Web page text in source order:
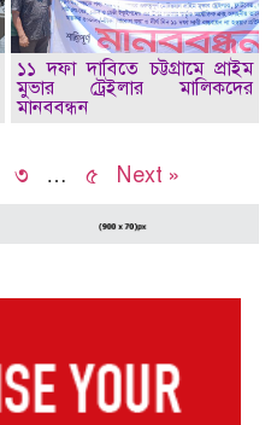
১১ দফা দাবিতে চট্টগ্রামে প্রাইম
মুভার ট্রেইলার মালিকদের
মানববন্ধন
৩ … ৫ Next »